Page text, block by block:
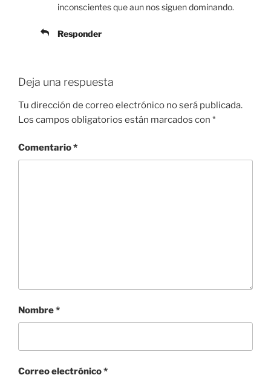
inconscientes que aun nos siguen dominando.
Responder
Deja una respuesta
Tu dirección de correo electrónico no será publicada.
Los campos obligatorios están marcados con *
Comentario*
Nombre*
Correo electrónico*